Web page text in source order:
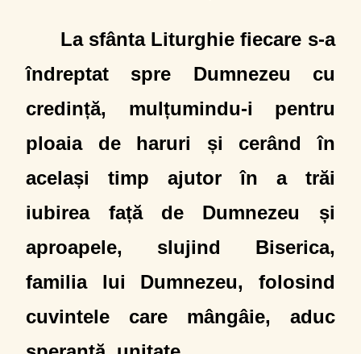
La sfânta Liturghie fiecare s-a
îndreptat spre Dumnezeu cu
credință, mulțumindu-i pentru
ploaia de haruri și cerând în
același timp ajutor în a trăi
iubirea față de Dumnezeu și
aproapele, slujind Biserica,
familia lui Dumnezeu, folosind
cuvintele care mângâie, aduc